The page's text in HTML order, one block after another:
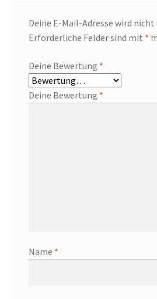
Deine E-Mail-Adresse wird
Erforderliche Felder sind mit *
Deine Bewertung *
Deine Bewertung *
Name *